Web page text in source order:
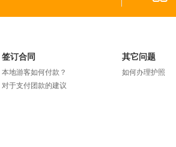
签订合同
本地游客如何付款？
对于支付团款的建议
其它问题
如何办理护照